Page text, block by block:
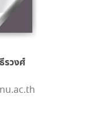
วงศ์